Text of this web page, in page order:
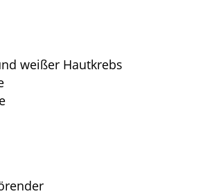
weißer Hautkrebs